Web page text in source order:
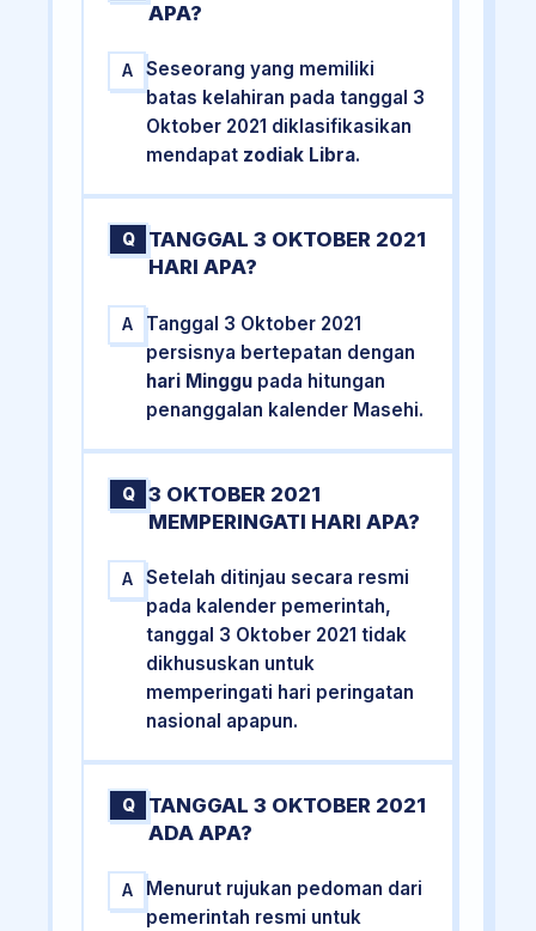
APA?
A
Seseorang yang memiliki
batas kelahiran pada tanggal 3
Oktober 2021 diklasifikasikan
mendapat zodiak Libra.
Q
TANGGAL 3 OKTOBER 2021
HARI APA?
A
Tanggal 3 Oktober 2021
persisnya bertepatan dengan
hari Minggu pada hitungan
penanggalan kalender Masehi.
Q
3 OKTOBER 2021
MEMPERINGATI HARI APA?
A
Setelah ditinjau secara resmi
pada kalender pemerintah,
tanggal 3 Oktober 2021 tidak
dikhususkan untuk
memperingati hari peringatan
nasional apapun.
Q
TANGGAL 3 OKTOBER 2021
ADA APA?
A
Menurut rujukan pedoman dari
pemerintah resmi untuk